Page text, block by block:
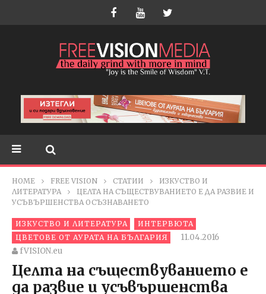
HOME FREE VISION СТАТИИ
ИЗКУСТВО И
ЛИТЕРАТУРА
ЦЕЛТА НА СЪЩЕСТВУВАНИЕТО Е ДА РАЗВИЕ И
УСЪВЪРШЕНСТВА ОСЪЗНАВАНЕТО
ИЗКУСТВО И ЛИТЕРАТУРА
ИНТЕРВЮТА
ЦВЕТОВЕ ОТ АУРАТА НА БЪЛГАРИЯ
11.04.2016
fVISION.eu
Целта на съществуванието е
да развие и усъвършенства